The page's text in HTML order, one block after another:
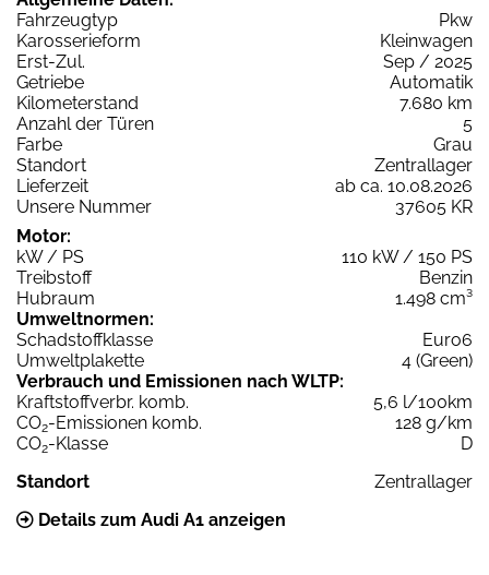
Fahrzeugtyp
Pkw
Karosserieform
Kleinwagen
Erst-Zul.
Sep / 2025
Getriebe
Automatik
Kilometerstand
7.680 km
Anzahl der Türen
5
Farbe
Grau
Standort
Zentrallager
Lieferzeit
ab ca. 10.08.2026
Unsere Nummer
37605 KR
Motor:
kW / PS
110 kW / 150 PS
Treibstoff
Benzin
Hubraum
1.498 cm³
Umweltnormen:
Schadstoffklasse
Euro6
Umweltplakette
4 (Green)
Verbrauch und Emissionen nach WLTP:
Kraftstoffverbr. komb.
5,6 l/100km
CO2-Emissionen komb.
128 g/km
CO2-Klasse
D
Standort
Zentrallager
Details zum Audi A1 anzeigen